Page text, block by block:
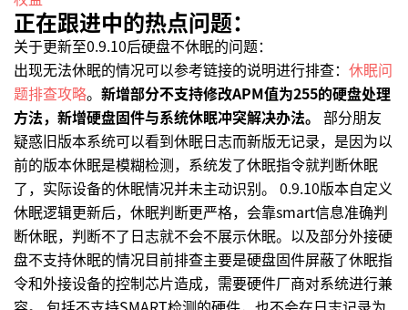
正在跟进中的热点问题：
关于更新至0.9.10后硬盘不休眠的问题：
出现无法休眠的情况可以参考链接的说明进行排查： 休眠问
题排查攻略。 新增部分不支持修改APM值为255的硬盘处理
方法，新增硬盘固件与系统休眠冲突解决办法。 部分朋友
疑惑旧版本系统可以看到休眠日志而新版无记录，是因为以
前的版本休眠是模糊检测，系统发了休眠指令就判断休眠
了，实际设备的休眠情况并未主动识别。 0.9.10版本自定义
休眠逻辑更新后，休眠判断更严格，会靠smart信息准确判
断休眠，判断不了日志就不会不展示休眠。以及部分外接硬
盘不支持休眠的情况目前排查主要是硬盘固件屏蔽了休眠指
令和外接设备的控制芯片造成，需要硬件厂商对系统进行兼